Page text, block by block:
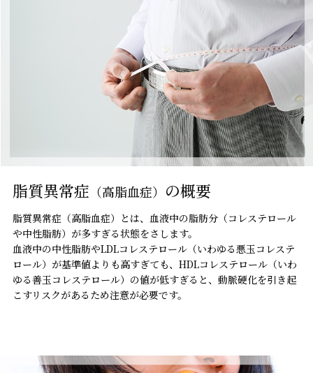
自覚しにくい糖尿病の初期症状を知ろう
生活習慣病によるホルモンの乱れと諸症状
脂質異常症 （高脂血症） の概要
脂質異常症（高脂血症）とは、血液中の脂肪分（コレステロール
や中性脂肪）が多すぎる状態をさします。
血液中の中性脂肪やLDLコレステロール（いわゆる悪玉コレステ
ロール）が基準値よりも高すぎても、HDLコレステロール（いわ
ゆる善玉コレステロール）の値が低すぎると、動脈硬化を引き起
こすリスクがあるため注意が必要です。